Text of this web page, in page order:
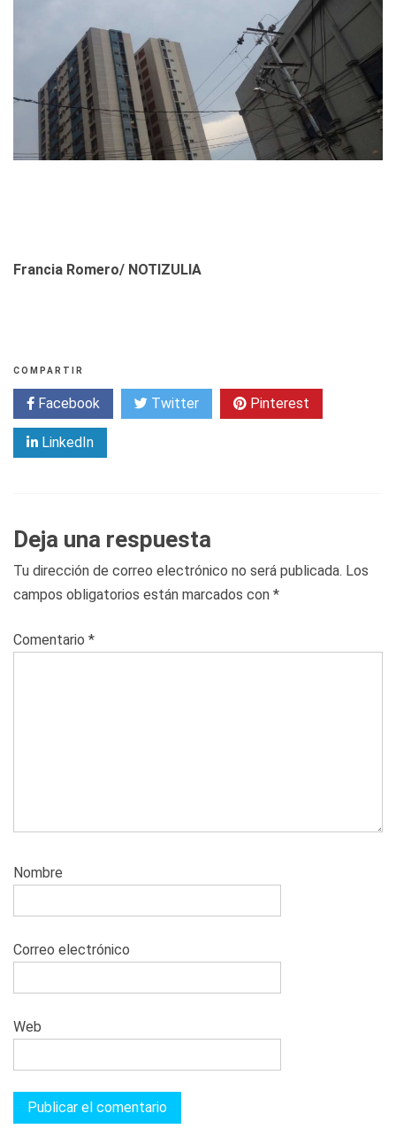
Francia Romero/ NOTIZULIA
COMPARTIR
Facebook Twitter Pinterest
LinkedIn
Deja una respuesta
Tu dirección de correo electrónico no será publicada. Los
campos obligatorios están marcados con *
Comentario *
Nombre
Correo electrónico
Web